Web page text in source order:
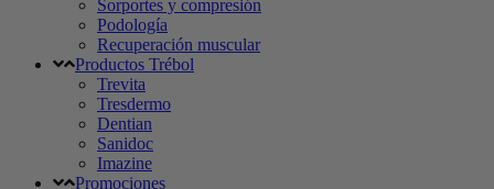
Sorportes y compresión
Podología
Recuperación muscular
Productos Trébol
Trevita
Tresdermo
Dentian
Sanidoc
Imazine
Promociones